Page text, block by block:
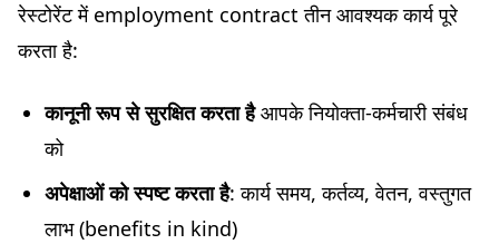
रेस्टोरेंट में employment contract तीन आवश्यक कार्य पूरे
करता है:
कानूनी रूप से सुरक्षित करता हैआपके नियोक्ता-कर्मचारी संबंध
को
अपेक्षाओं को स्पष्ट करता है: कार्य समय, कर्तव्य, वेतन, वस्तुगत
लाभ (benefits in kind)